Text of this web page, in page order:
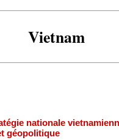
Vietnam
nationale
géopolitique